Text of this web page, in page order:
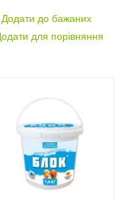
Додати до бажаних
для порівняння